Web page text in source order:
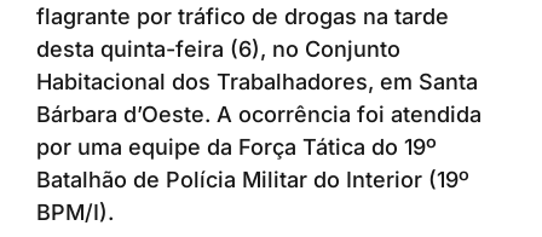
flagrante por tráfico de drogas na tarde
desta quinta-feira (6), no Conjunto
Habitacional dos Trabalhadores, em Santa
Bárbara d’Oeste. A ocorrência foi atendida
por uma equipe da Força Tática do 19º
Batalhão de Polícia Militar do Interior (19º
BPM/I).